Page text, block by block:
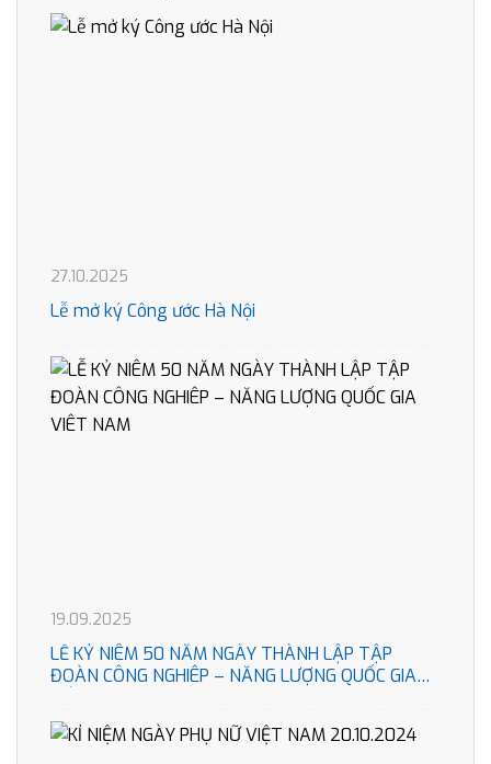
27.10.2025
Lễ mở ký Công ước Hà Nội
19.09.2025
LỄ KỶ NIÊM 50 NĂM NGÀY THÀNH LẬP TẬP
ĐOÀN CÔNG NGHIÊP – NĂNG LƯỢNG QUỐC GIA